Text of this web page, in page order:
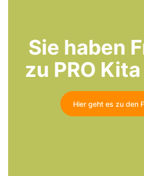
Sie haben
zu PRO
Hier geht es zu den